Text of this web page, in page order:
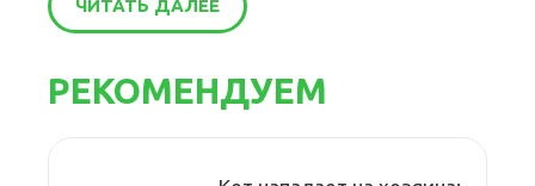
ЧИТАТЬ ДАЛЕЕ
РЕКОМЕНДУЕМ